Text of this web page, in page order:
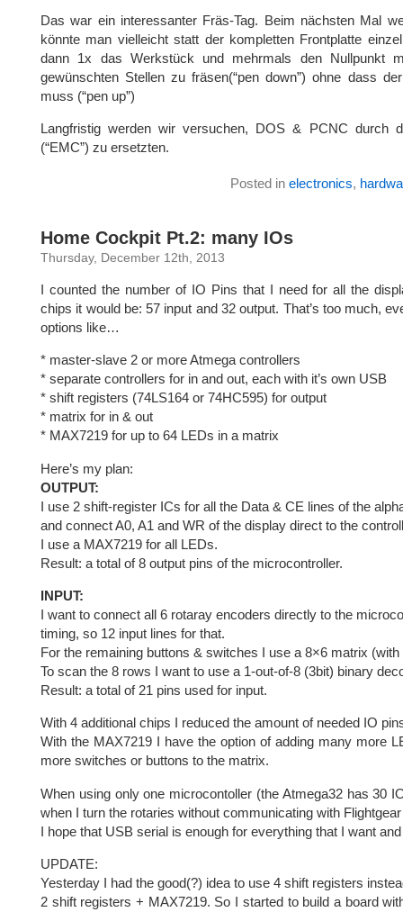
Das war ein interessanter Fräs-Tag. Beim nächsten Mal
könnte man vielleicht statt der kompletten Frontplatte
dann 1x das Werkstück und mehrmals den Nullpunkt
gewünschten Stellen zu fräsen(“pen down”) ohne dass
muss (“pen up”)
Langfristig werden wir versuchen, DOS & PCNC durch
(“EMC”) zu ersetzten.
Posted in electronics,
Home Cockpit Pt.2: many IOs
Thursday, December 12th, 2013
I counted the number of IO Pins that I need for all the
chips it would be: 57 input and 32 output. That’s too much,
options like…
* master-slave 2 or more Atmega controllers
* separate controllers for in and out, each with it’s own USB
* shift registers (74LS164 or 74HC595) for output
* matrix for in & out
* MAX7219 for up to 64 LEDs in a matrix
Here’s my plan:
OUTPUT:
I use 2 shift-register ICs for all the Data & CE lines of the
and connect A0, A1 and WR of the display direct to the
I use a MAX7219 for all LEDs.
Result: a total of 8 output pins of the microcontroller.
INPUT:
I want to connect all 6 rotaray encoders directly to the
timing, so 12 input lines for that.
For the remaining buttons & switches I use a 8×6 matrix (with
To scan the 8 rows I want to use a 1-out-of-8 (3bit) binary
Result: a total of 21 pins used for input.
With 4 additional chips I reduced the amount of needed IO
With the MAX7219 I have the option of adding many more
more switches or buttons to the matrix.
When using only one microcontoller (the Atmega32 has 30
when I turn the rotaries without communicating with
I hope that USB serial is enough for everything that I want
UPDATE:
Yesterday I had the good(?) idea to use 4 shift registers
2 shift registers + MAX7219. So I started to build a board